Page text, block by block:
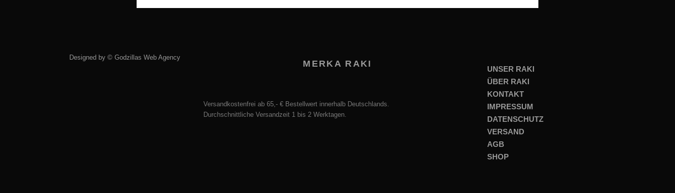
Designed by © Godzillas Web Agency
MERKA RAKI
Versandkostenfrei ab 65,- € Bestellwert innerhalb Deutschlands.
Durchschnittliche Versandzeit 1 bis 2 Werktagen.
UNSER RAKI
ÜBER RAKI
KONTAKT
IMPRESSUM
DATENSCHUTZ
VERSAND
AGB
SHOP